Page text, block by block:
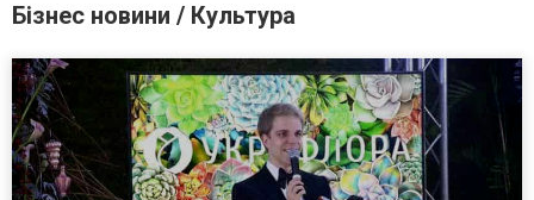
Бізнес новини / Культура